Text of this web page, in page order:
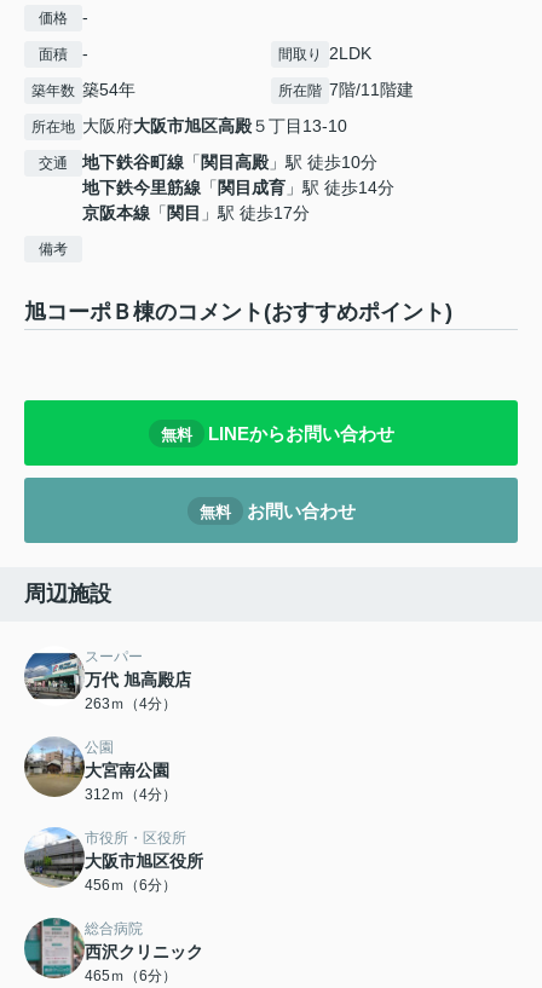
価格 -
面積 - 間取り 2LDK
築年数 築54年 所在階 7階/11階建
所在地 大阪府大阪市旭区高殿５丁目13-10
交通 地下鉄谷町線 「 関目高殿 」駅 徒歩10分
地下鉄今里筋線 「 関目成育 」駅 徒歩14分
京阪本線 「 関目 」駅 徒歩17分
備考
旭コーポＢ棟のコメント(おすすめポイント)
無料 LINEからお問い合わせ
無料 お問い合わせ
周辺施設
スーパー
万代 旭高殿店
263ｍ（4分）
公園
大宮南公園
312ｍ（4分）
市役所・区役所
大阪市旭区役所
456ｍ（6分）
総合病院
西沢クリニック
465ｍ（6分）